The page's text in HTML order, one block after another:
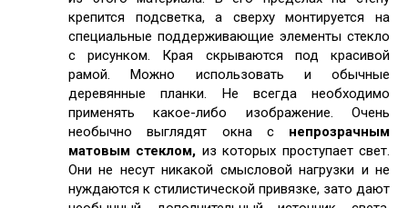
крепится подсветка, а сверху монтируется на
специальные поддерживающие элементы стекло
с рисунком. Края скрываются под красивой
рамой. Можно использовать и обычные
деревянные планки. Не всегда необходимо
применять какое-либо изображение. Очень
необычно выглядят окна с непрозрачным
матовым стеклом, из которых проступает свет.
Они не несут никакой смысловой нагрузки и не
нуждаются к стилистической привязке, зато дают